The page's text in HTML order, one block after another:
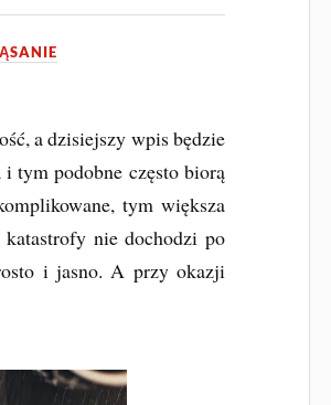
a dzisiejszy wpis będzie
tym podobne często biorą
tym większa
katastrofy nie dochodzi po
i jasno. A przy okazji